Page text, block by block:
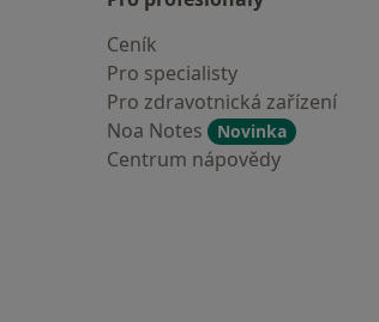
Ceník
Pro specialisty
Pro zdravotnická zařízení
Noa Notes
Novinka
Centrum nápovědy